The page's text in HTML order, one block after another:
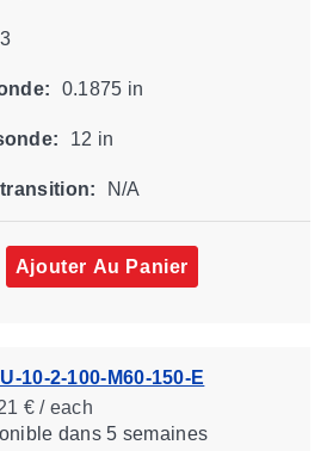
3
0.1875 in
12 in
N/A
Ajouter Au Panier
10-2-100-M60-150-E
€ / each
dans 5 semaines